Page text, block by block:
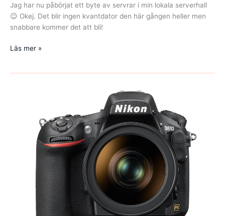
Jag har nu påbörjat ett byte av servrar i min lokala serverhall
😉 Okej. Det blir ingen kvantdator den här gången heller men
snabbare kommer det att bli!
Serverbyte
Läs mer »